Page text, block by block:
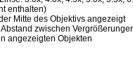
enthalten)
Mitte des Objektivs angezeigt
zwischen
angezeigten Objekten